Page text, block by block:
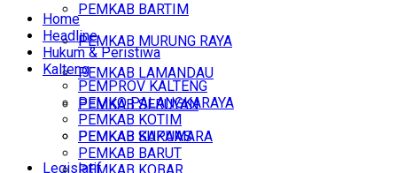
PEMKAB BARTIM
PEMKAB MURUNG RAYA
PEMKAB LAMANDAU
PEMKAB SERUYAN
PEMKAB SUKAMARA
Legislatif
Home
Headline
Hukum & Peristiwa
Kalteng
PEMPROV KALTENG
PEMKO PALANGKARAYA
PEMKAB KOTIM
PEMKAB KAPUAS
PEMKAB BARUT